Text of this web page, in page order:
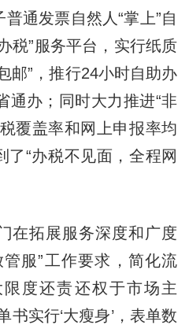
通发票自然人“掌上”自
税”服务平台，实行纸质
邮”，推行24小时自助办
通办；同时大力推进“非
覆盖率和网上申报率均
了“办税不见面，全程网
拓展服务深度和广度
服”工作要求，简化流
度还责还权于市场主
书实行‘大瘦身’，表单数